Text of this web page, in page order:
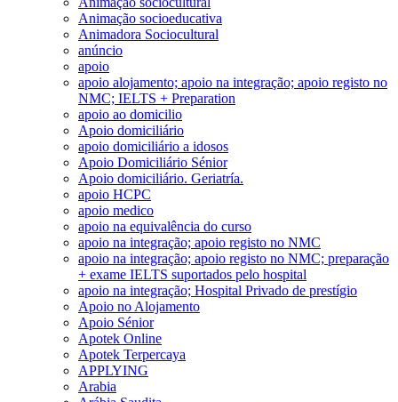
Animação socioeducativa
Animadora Sociocultural
anúncio
apoio
apoio alojamento; apoio na integração; apoio registo no
NMC; IELTS + Preparation
apoio ao domicilio
Apoio domiciliário
apoio domiciliário a idosos
Apoio Domiciliário Sénior
Apoio domiciliário. Geriatría.
apoio HCPC
apoio medico
apoio na equivalência do curso
apoio na integração; apoio registo no NMC
apoio na integração; apoio registo no NMC; preparação
+ exame IELTS suportados pelo hospital
apoio na integração; Hospital Privado de prestígio
Apoio no Alojamento
Apoio Sénior
Apotek Online
Apotek Terpercaya
APPLYING
Arabia